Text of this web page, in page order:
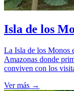
Isla de los
La Isla de los Monos
Amazonas donde
conviven con los
Ver más →